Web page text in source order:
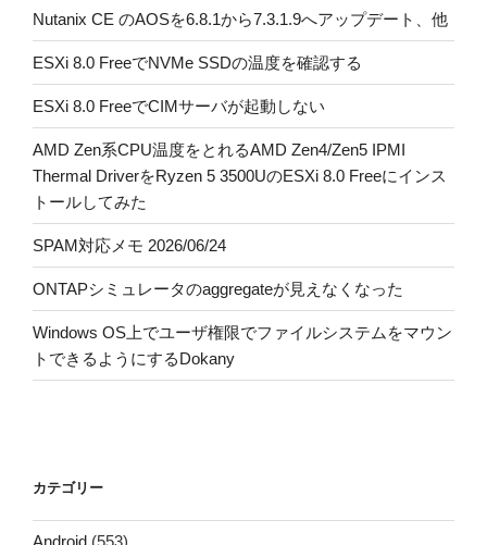
Nutanix CE のAOSを6.8.1から7.3.1.9へアップデート、他
ESXi 8.0 FreeでNVMe SSDの温度を確認する
ESXi 8.0 FreeでCIMサーバが起動しない
AMD Zen系CPU温度をとれるAMD Zen4/Zen5 IPMI
Thermal DriverをRyzen 5 3500UのESXi 8.0 Freeにインス
トールしてみた
SPAM対応メモ 2026/06/24
ONTAPシミュレータのaggregateが見えなくなった
Windows OS上でユーザ権限でファイルシステムをマウン
トできるようにするDokany
カテゴリー